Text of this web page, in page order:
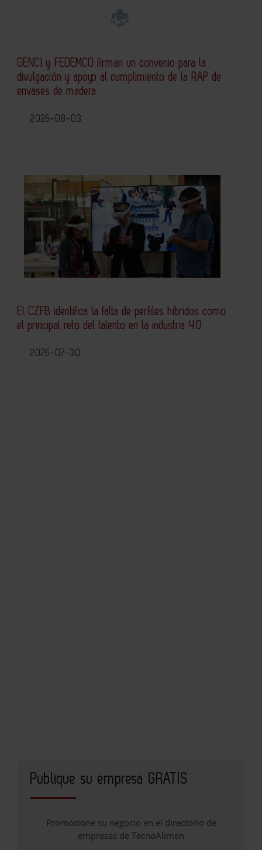
GENCI y FEDEMCO firman un convenio para la
divulgación y apoyo al cumplimiento de la RAP de
envases de madera
2026-08-03
El CZFB identifica la falta de perfiles híbridos como
el principal reto del talento en la industria 4.0
2026-07-30
Publique su empresa GRATIS
Promocione su negocio en el directorio de
empresas de TecnoAlimen